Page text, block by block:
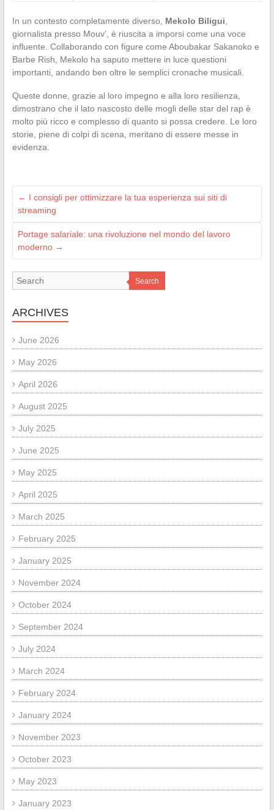
In un contesto completamente diverso, Mekolo Biligui,
giornalista presso Mouv’, è riuscita a imporsi come una voce
influente. Collaborando con figure come Aboubakar Sakanoko e
Barbe Rish, Mekolo ha saputo mettere in luce questioni
importanti, andando ben oltre le semplici cronache musicali.
Queste donne, grazie al loro impegno e alla loro resilienza,
dimostrano che il lato nascosto delle mogli delle star del rap è
molto più ricco e complesso di quanto si possa credere. Le loro
storie, piene di colpi di scena, meritano di essere messe in
evidenza.
← I consigli per ottimizzare la tua esperienza sui siti di
streaming
Portage salariale: una rivoluzione nel mondo del lavoro
moderno →
Search
ARCHIVES
June 2026
May 2026
April 2026
August 2025
July 2025
June 2025
May 2025
April 2025
March 2025
February 2025
January 2025
November 2024
October 2024
September 2024
July 2024
March 2024
February 2024
January 2024
November 2023
October 2023
May 2023
January 2023